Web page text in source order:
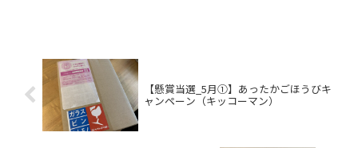
【懸賞当選_5月①】あったかごほうびキ
ャンペーン（キッコーマン）